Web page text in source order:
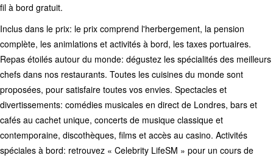
fil à bord gratuit.
Inclus dans le prix: le prix comprend l'herbergement, la pension
complète, les animlations et activités à bord, les taxes portuaires.
Repas étoilés autour du monde: dégustez les spécialités des meilleurs
chefs dans nos restaurants. Toutes les cuisines du monde sont
proposées, pour satisfaire toutes vos envies. Spectacles et
divertissements: comédies musicales en direct de Londres, bars et
cafés au cachet unique, concerts de musique classique et
contemporaine, discothèques, films et accès au casino. Activités
spéciales à bord: retrouvez « Celebrity LifeSM » pour un cours de